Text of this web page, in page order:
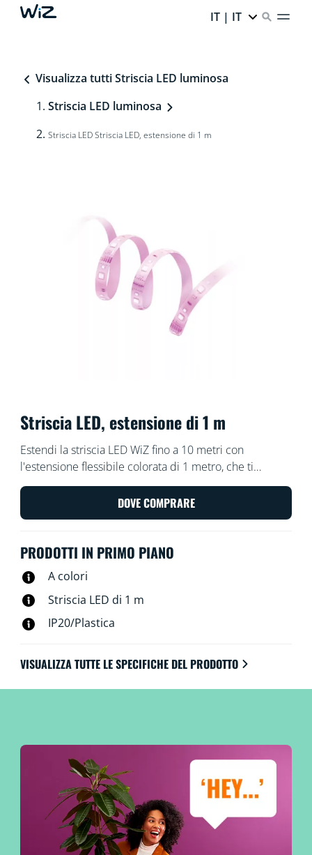
IT | IT
Visualizza tutti Striscia LED luminosa
Striscia LED luminosa
Striscia LED Striscia LED, estensione di 1 m
Striscia LED, estensione di 1 m
Estendi la striscia LED WiZ fino a 10 metri con
l'estensione flessibile colorata di 1 metro, che ti
consente di aggiungere ancora più colore nella tua
DOVE COMPRARE
PRODOTTI IN PRIMO PIANO
A colori
Striscia LED di 1 m
IP20/Plastica
VISUALIZZA TUTTE LE SPECIFICHE DEL PRODOTTO